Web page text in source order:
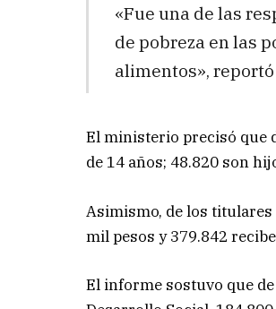
«Fue una de las
de pobreza en las
alimentos»,
El ministerio precisó que
de 14 años; 48.820 son
Asimismo, de los titulares
mil pesos y 379.842
El informe sostuvo que